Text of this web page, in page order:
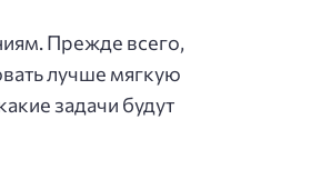
Прежде всего,
лучше мягкую
задачи будут